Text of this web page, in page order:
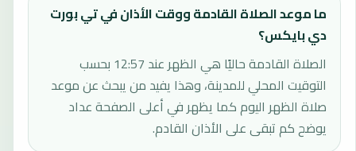
ما موعد الصلاة القادمة ووقت الأذان في تي بورت
دي بايكس؟
الصلاة القادمة حاليًا هي الظهر عند 12:57 بحسب
التوقيت المحلي للمدينة، وهذا يفيد من يبحث عن موعد
صلاة الظهر اليوم كما يظهر في أعلى الصفحة عداد
يوضح كم تبقى على الأذان القادم.